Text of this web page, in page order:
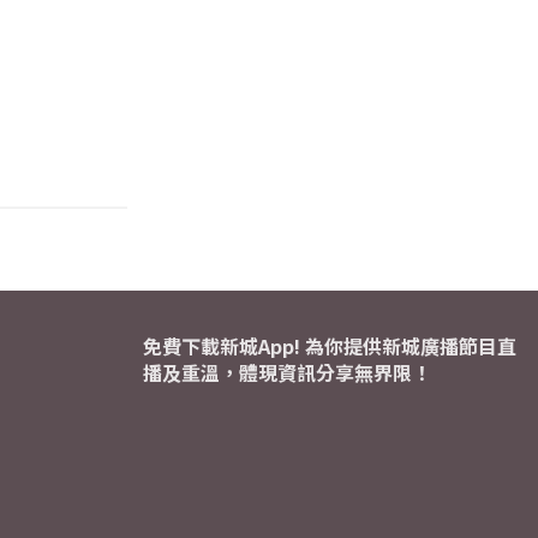
免費下載新城App! 為你提供新城廣播節目直
播及重溫，體現資訊分享無界限！